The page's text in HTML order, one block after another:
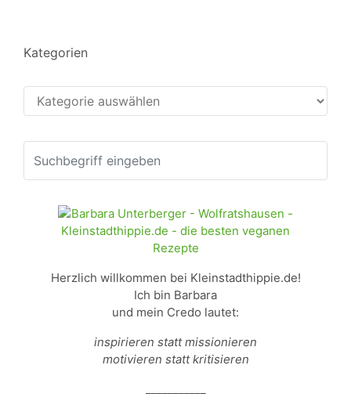
Kategorien
Kategorien
Herzlich willkommen bei Kleinstadthippie.de!
Ich bin Barbara
und mein Credo lautet:
inspirieren statt missionieren
motivieren statt kritisieren